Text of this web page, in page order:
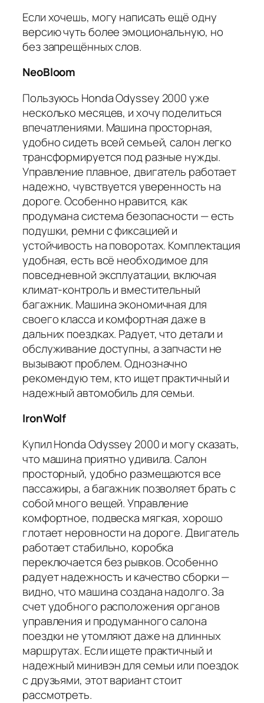
Если хочешь, могу написать ещё одну
версию чуть более эмоциональную, но
без запрещённых слов.
NeoBloom
Пользуюсь Honda Odyssey 2000 уже
несколько месяцев, и хочу поделиться
впечатлениями. Машина просторная,
удобно сидеть всей семьей, салон легко
трансформируется под разные нужды.
Управление плавное, двигатель работает
надежно, чувствуется уверенность на
дороге. Особенно нравится, как
продумана система безопасности — есть
подушки, ремни с фиксацией и
устойчивость на поворотах. Комплектация
удобная, есть всё необходимое для
повседневной эксплуатации, включая
климат-контроль и вместительный
багажник. Машина экономичная для
своего класса и комфортная даже в
дальних поездках. Радует, что детали и
обслуживание доступны, а запчасти не
вызывают проблем. Однозначно
рекомендую тем, кто ищет практичный и
надежный автомобиль для семьи.
IronWolf
Купил Honda Odyssey 2000 и могу сказать,
что машина приятно удивила. Салон
просторный, удобно размещаются все
пассажиры, а багажник позволяет брать с
собой много вещей. Управление
комфортное, подвеска мягкая, хорошо
глотает неровности на дороге. Двигатель
работает стабильно, коробка
переключается без рывков. Особенно
радует надежность и качество сборки —
видно, что машина создана надолго. За
счет удобного расположения органов
управления и продуманного салона
поездки не утомляют даже на длинных
маршрутах. Если ищете практичный и
надежный минивэн для семьи или поездок
с друзьями, этот вариант стоит
рассмотреть.